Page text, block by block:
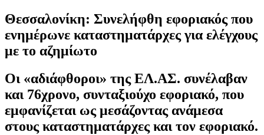
Θεσσαλονίκη: Συνελήφθη εφοριακός που
ενημέρωνε καταστηματάρχες για ελέγχους
με το αζημίωτο
Οι «αδιάφθοροι» της ΕΛ.ΑΣ. συνέλαβαν
και 76χρονο, συνταξιούχο εφοριακό, που
εμφανίζεται ως μεσάζοντας ανάμεσα
στους καταστηματάρχες και τον εφοριακό.